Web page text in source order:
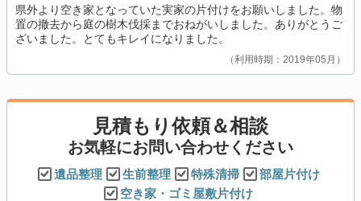
県外より空き家となっていた実家の片付けをお願いしました。物
置の撤去から庭の樹木伐採までおねがいしました。ありがとうご
ざいました。とてもキレイになりました。
利用時期：2019年05月
見積もり依頼＆相談
お気軽にお問い合わせください
遺品整理 生前整理 特殊清掃
部屋片付け
空き家・ゴミ屋敷片付け